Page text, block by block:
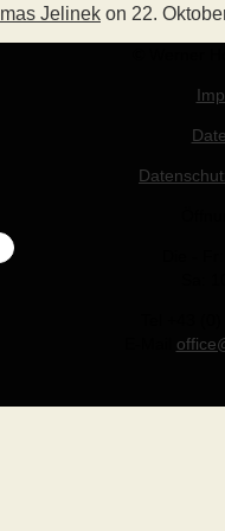
Jelinek on 22.